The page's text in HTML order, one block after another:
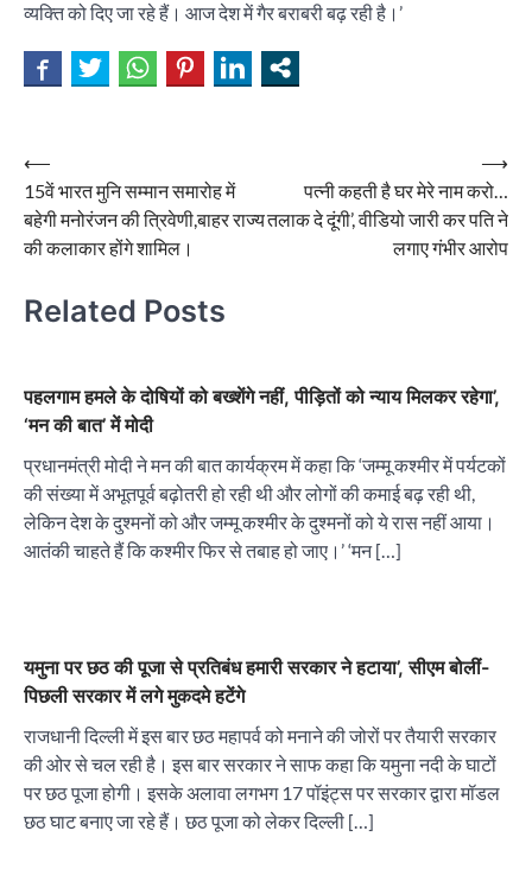
व्यक्ति को दिए जा रहे हैं। आज देश में गैर बराबरी बढ़ रही है।’
Post
navigation
⟵
15वें भारत मुनि सम्मान समारोह में
बहेगी मनोरंजन की त्रिवेणी,बाहर राज्य
की कलाकार होंगे शामिल।
पत्नी कहती है घर मेरे नाम करो…
तलाक दे दूंगी’, वीडियो जारी कर पति ने
लगाए गंभीर आरोप
⟶
Related Posts
पहलगाम हमले के दोषियों को बख्शेंगे नहीं, पीड़ितों को न्याय मिलकर रहेगा’,
‘मन की बात’ में मोदी
प्रधानमंत्री मोदी ने मन की बात कार्यक्रम में कहा कि ‘जम्मू कश्मीर में पर्यटकों
की संख्या में अभूतपूर्व बढ़ोतरी हो रही थी और लोगों की कमाई बढ़ रही थी,
लेकिन देश के दुश्मनों को और जम्मू कश्मीर के दुश्मनों को ये रास नहीं आया।
आतंकी चाहते हैं कि कश्मीर फिर से तबाह हो जाए।’ ‘मन […]
यमुना पर छठ की पूजा से प्रतिबंध हमारी सरकार ने हटाया’, सीएम बोलीं-
पिछली सरकार में लगे मुकदमे हटेंगे
राजधानी दिल्ली में इस बार छठ महापर्व को मनाने की जोरों पर तैयारी सरकार
की ओर से चल रही है। इस बार सरकार ने साफ कहा कि यमुना नदी के घाटों
पर छठ पूजा होगी। इसके अलावा लगभग 17 पॉइंट्स पर सरकार द्वारा मॉडल
छठ घाट बनाए जा रहे हैं। छठ पूजा को लेकर दिल्ली […]